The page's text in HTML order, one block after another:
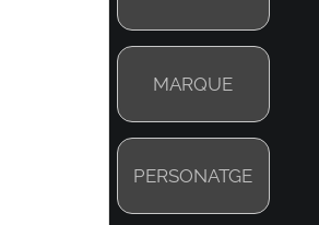
MARQUE
PERSONATGE